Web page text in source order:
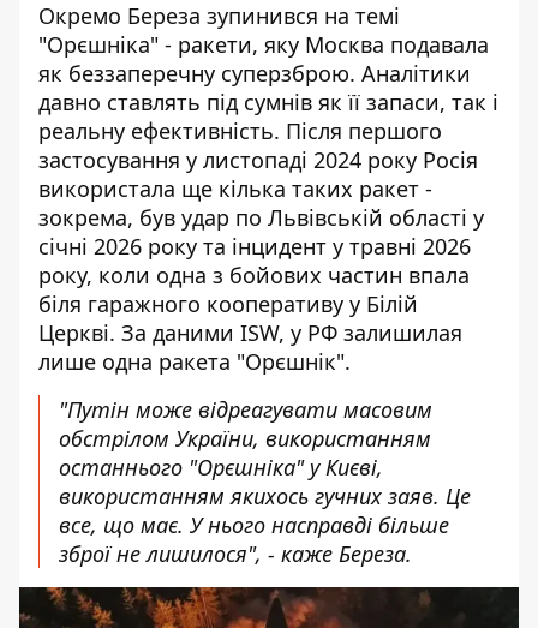
Окремо Береза зупинився на темі
"Орєшніка" - ракети, яку Москва подавала
як беззаперечну суперзброю. Аналітики
давно ставлять під сумнів як її запаси, так і
реальну ефективність. Після першого
застосування у листопаді 2024 року Росія
використала ще кілька таких ракет -
зокрема, був удар по Львівській області у
січні 2026 року та інцидент у травні 2026
року, коли одна з бойових частин впала
біля гаражного кооперативу у Білій
Церкві. За даними ISW, у РФ залишилая
лише одна ракета "Орєшнік".
"Путін може відреагувати масовим
обстрілом України, використанням
останнього "Орєшніка" у Києві,
використанням якихось гучних заяв. Це
все, що має. У нього насправді більше
зброї не лишилося", - каже Береза.